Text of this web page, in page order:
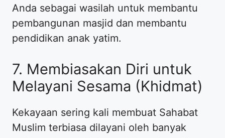
Anda sebagai wasilah untuk membantu
pembangunan masjid dan membantu
pendidikan anak yatim.
7. Membiasakan Diri untuk
Melayani Sesama (Khidmat)
Kekayaan sering kali membuat Sahabat
Muslim terbiasa dilayani oleh banyak